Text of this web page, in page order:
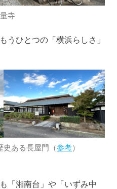
寺
うひとつの「横浜らしさ」
史ある長屋門（参考）
「湘南台」や「いずみ中